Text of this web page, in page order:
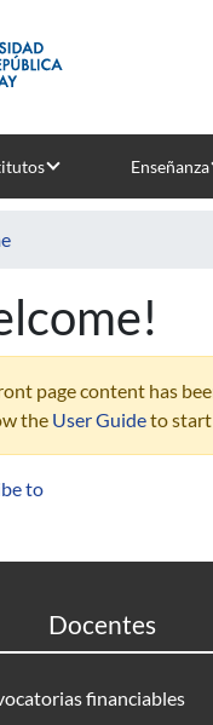
Enseñanza
page content has
the User Guideto
to
Docentes
financiables